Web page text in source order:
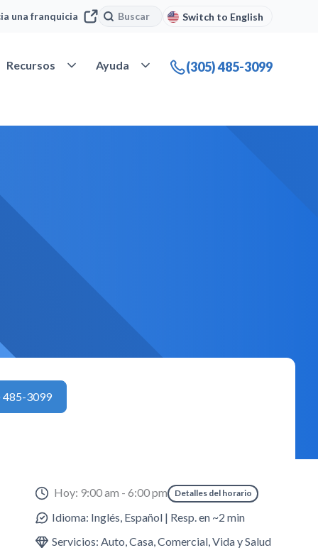
una franquicia Buscar
Buscar Switch to English
compañía
Recursos Abrir Recursos
Ayuda Abrir Ayuda(305) 485-3099
485-3099
Hoy: 9:00 am - 6:00 pm Detalles del horario
Idioma: Inglés, Español | Resp. en ~2 min
Servicios: Auto, Casa, Comercial, Vida y Salud